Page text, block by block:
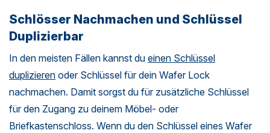
Schlösser Nachmachen und Schlüssel
Duplizierbar
In den meisten Fällen kannst du einen Schlüssel
duplizieren oder Schlüssel für dein Wafer Lock
nachmachen. Damit sorgst du für zusätzliche Schlüssel
für den Zugang zu deinem Möbel- oder
Briefkastenschloss. Wenn du den Schlüssel eines Wafer